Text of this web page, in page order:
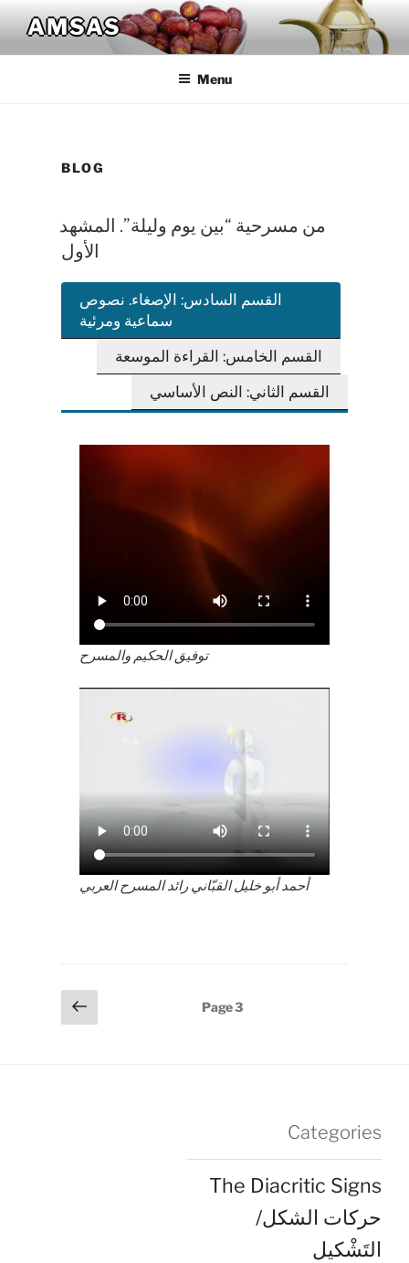
content
AMSAS
Menu
BLOG
من مسرحية “بين يوم وليلة”. المشهد
الأول
القسم السادس: الإصغاء. نصوص
سماعية ومرئية
القسم الخامس: القراءة الموسعة
القسم الثاني: النص الأساسي
توفيق الحكيم والمسرح
أحمد أبو خليل القبّاني رائد المسرح العربي
Posts
pagination
Previous
page
Page3
Categories
The Diacritic Signs
حركات الشكل/
التَشْكيل